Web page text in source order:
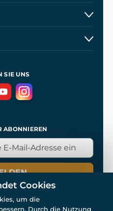
SIE UNS
ABONNIEREN
Cookies
um die
Durch die Nutzung